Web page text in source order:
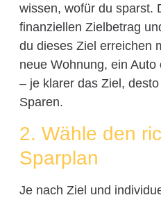
wissen, wofür du sparst.
finanziellen Zielbetrag
du dieses Ziel erreichen
neue Wohnung, ein
– je klarer das Ziel,
Sparen.
2. Wähle den
Sparplan
Je nach Ziel und